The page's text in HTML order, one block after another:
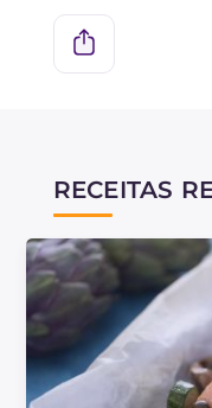
Legumes da
abobrinhas e
Qual é a
e o salmão
O salmão
um sabor mais
• É verdade que
mais ricos em
RECEITAS